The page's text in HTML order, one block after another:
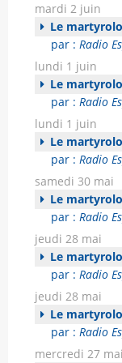
mardi 2 juin
Le
par : Radio
lundi 1 juin
Le
par : Radio
lundi 1 juin
Le
par : Radio
samedi 30 mai
Le
par : Radio
jeudi 28 mai
Le
par : Radio
jeudi 28 mai
Le
par : Radio
mercredi 27 mai